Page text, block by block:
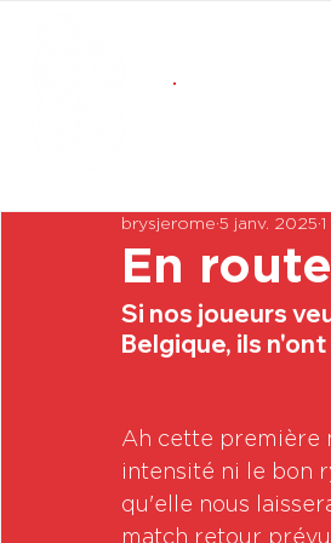
En
brysjerome 5 janv. 2025
Si nos joueurs
Belgique, ils
Ah cette première
intensité ni le bon
qu'elle nous
match retour prévu